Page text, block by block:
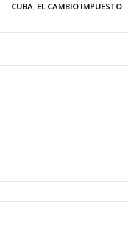
CUBA, EL CAMBIO IMPUESTO